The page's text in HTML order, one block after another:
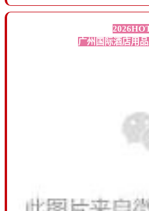
广州国际酒店用